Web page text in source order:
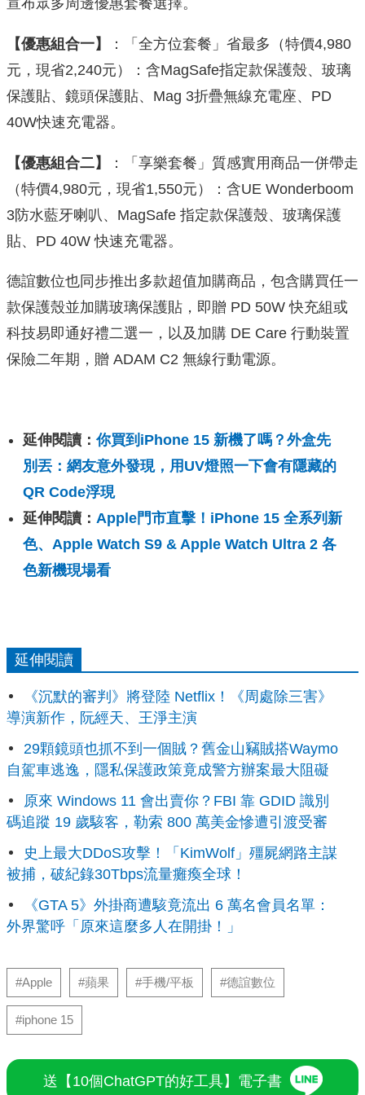
宣布眾多周邊優惠套餐選擇。
【優惠組合一】
：「全方位套餐」省最多（特價4,980
元，現省2,240元）：含MagSafe指定款保護殼、玻璃
保護貼、鏡頭保護貼、Mag 3折疊無線充電座、PD
40W快速充電器。
【優惠組合二】
：「享樂套餐」質感實用商品一併帶走
（特價4,980元，現省1,550元）：含UE Wonderboom
3防水藍牙喇叭、MagSafe 指定款保護殼、玻璃保護
貼、PD 40W 快速充電器。
德誼數位也同步推出多款超值加購商品，包含購買任一
款保護殼並加購玻璃保護貼，即贈 PD 50W 快充組或
科技易即通好禮二選一，以及加購 DE Care 行動裝置
保險二年期，贈 ADAM C2 無線行動電源。
延伸閱讀：你買到iPhone 15 新機了嗎？外盒先
別丟：網友意外發現，用UV燈照一下會有隱藏的
QR Code浮現
延伸閱讀： Apple門市直擊！iPhone 15 全系列新
色、Apple Watch S9 & Apple Watch Ultra 2 各
色新機現場看
延伸閱讀
《沉默的審判》將登陸 Netflix！《周處除三害》
導演新作，阮經天、王淨主演
29顆鏡頭也抓不到一個賊？舊金山竊賊搭Waymo
自駕車逃逸，隱私保護政策竟成警方辦案最大阻礙
原來 Windows 11 會出賣你？FBI 靠 GDID 識別
碼追蹤 19 歲駭客，勒索 800 萬美金慘遭引渡受審
史上最大DDoS攻擊！「KimWolf」殭屍網路主謀
被捕，破紀錄30Tbps流量癱瘓全球！
《GTA 5》外掛商遭駭竟流出 6 萬名會員名單：
外界驚呼「原來這麼多人在開掛！」
#Apple #蘋果 #手機/平板 #德誼數位
#iphone 15
送【10個ChatGPT的好工具】電子書